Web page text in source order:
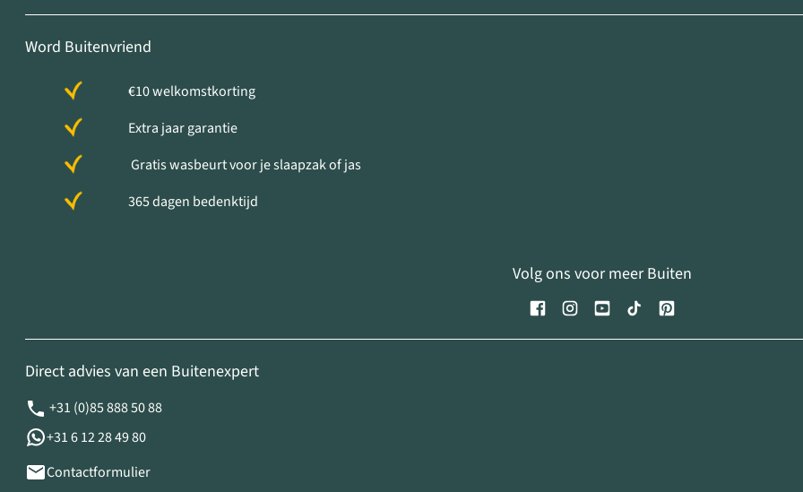
Word Buitenvriend
€10 welkomstkorting
Extra jaar garantie
Gratis wasbeurt voor je slaapzak of jas
365 dagen bedenktijd
Volg ons voor meer Buiten
Direct advies van een Buitenexpert
+31 (0)85 888 50 88
+31 6 12 28 49 80
Contactformulier